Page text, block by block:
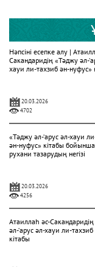
Нәпсіні есепке алу |
Сакандаридің «Тәджу әл-
хауи ли-тахзиб ән-нуфус»
20.03.2026
4702
«Тәджу әл-‘арус әл-хауи
ән-нуфус» кітабы
рухани тазарудың негізі
20.03.2026
4256
Атаиллаһ әс-
әл-‘арус әл-хауи ли-
кітабы